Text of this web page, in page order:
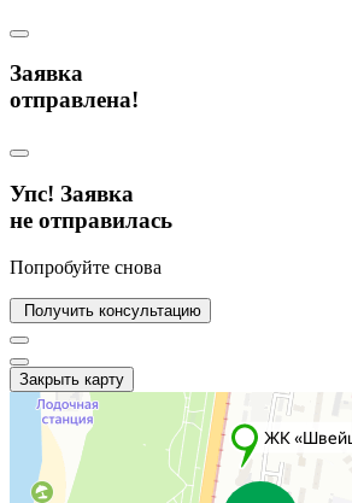
Заявка
отправлена!
Упс! Заявка
не отправилась
Попробуйте снова
Получить консультацию
Закрыть карту